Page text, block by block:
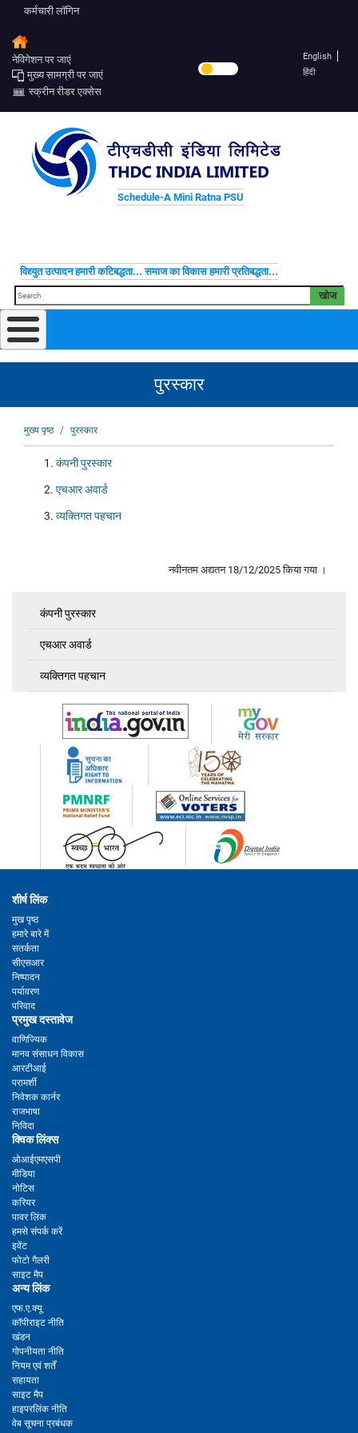
कर्मचारी लॉगिन
नेविगेशन पर जाएं
मुख्य सामग्री पर जाएं
स्क्रीन रीडर एक्सेस
English
हिंदी
Schedule-A Mini Ratna PSU
विद्द्युत उत्पादन हमारी कटिबद्धता... समाज का विकास हमारी प्रतिबद्धता...
खोज
पुरस्कार
पग
चिन्ह
मुख्य पृष्ठ पुरस्कार
कंपनी पुरस्कार
एचआर अवार्ड
व्यक्तिगत पहचान
नवीनतम अद्यतन 18/12/2025 किया गया ।
कंपनी पुरस्कार
एचआर अवार्ड
व्यक्तिगत पहचान
शीर्ष लिंक
मुख पृष्ठ
हमारे बारे में
सतर्कता
सीएसआर
निष्पादन
पर्यावरण
परिवाद
प्रमुख दस्तावेज
वाणिज्यिक
मानव संसाधन विकास
आरटीआई
परामर्शी
निवेशक कार्नर
राजभाषा
निविदा
क्विक लिंक्स
ओआईएमएसपी
मीडिया
नोटिस
करियर
पावर लिंक
हमसे संपर्क करें
इवेंट
फोटो गैलरी
साइट मैप
अन्य लिंक
एफ.ए.क्यू
कॉपीराइट नीति
खंडन
गोपनीयता नीति
नियम एवं शर्तें
सहायता
साइट मैप
हाइपरलिंक नीति
वेब सूचना प्रबंधक